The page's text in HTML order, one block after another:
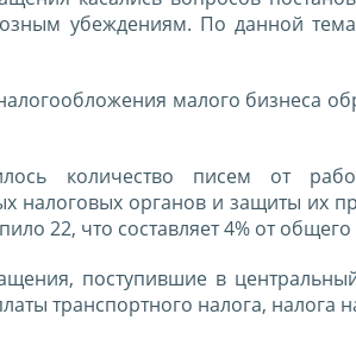
убеждениям. По данной
малого бизнеса
количество писем от
налоговых органов и защиты их
22, что составляет 4% от
поступившие в
транспортного налога,